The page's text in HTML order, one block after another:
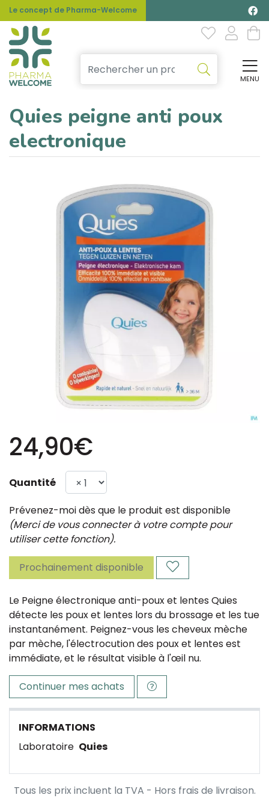
Le concept de Pharma-Welcome
MENU
Quies peigne anti poux
electronique
24,90€
Quantité
Prévenez-moi dès que le produit est disponible
(Merci de vous connecter à votre compte pour
utiliser cette fonction).
Prochainement disponible
Le Peigne électronique anti-poux et lentes Quies
détecte les poux et lentes lors du brossage et les tue
instantanément. Peignez-vous les cheveux mèche
par mèche, l'électrocution des poux et lentes est
immédiate, et le résultat visible à l'œil nu.
Continuer mes achats
INFORMATIONS
Laboratoire Quies
Tous les prix incluent la TVA - Hors frais de livraison.